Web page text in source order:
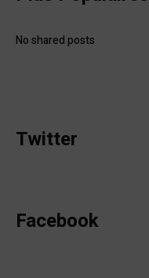
No shared posts
Twitter
Facebook